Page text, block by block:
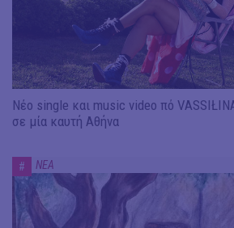
Νέο single και music video πό
σε μία καυτή Αθήνα
# ΝΕΑ